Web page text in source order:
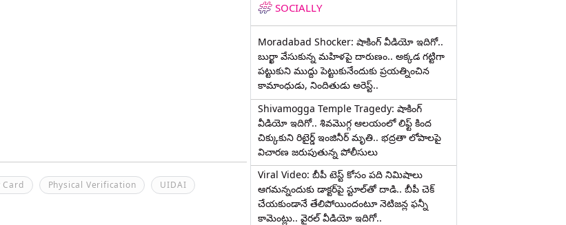
Physical Verification UIDAI
SOCIALLY
Moradabad Shocker: షాకింగ్ వీడియో ఇదిగో..
బుర్ఖా వేసుకున్న మహిళపై దారుణం.. అక్కడ గట్టిగా
పట్టుకుని ముద్దు పెట్టుకునేందుకు ప్రయత్నించిన
కామాంధుడు, నిందితుడు అరెస్ట్..
Shivamogga Temple Tragedy: షాకింగ్
వీడియో ఇదిగో.. శివమొగ్గ ఆలయంలో లిఫ్ట్ కింద
చిక్కుకుని రిటైర్డ్ ఇంజినీర్ మృతి.. భద్రతా లోపాలపై
విచారణ జరుపుతున్న పోలీసులు
Viral Video: బీపీ టెస్ట్‌ కోసం పది నిమిషాలు
ఆగమన్నందుకు డాక్టర్‌పై స్టూల్‌తో దాడి.. బీపీ చెక్
చేయకుండానే తేలిపోయిందంటూ నెటిజన్ల ఫన్నీ
కామెంట్లు.. వైరల్ వీడియో ఇదిగో..